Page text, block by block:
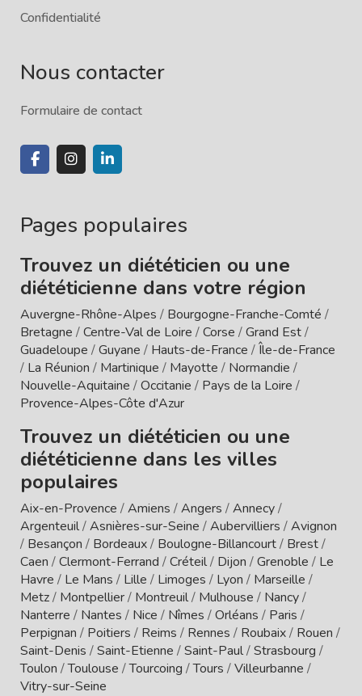
Confidentialité
Nous contacter
Formulaire de contact
Pages populaires
Trouvez un diététicien ou une
diététicienne dans votre région
Auvergne-Rhône-Alpes / Bourgogne-Franche-Comté /
Bretagne /Centre-Val de Loire /Corse /Grand Est/
Guadeloupe /Guyane / Hauts-de-France /Île-de-France
/ La Réunion / Martinique / Mayotte / Normandie /
Nouvelle-Aquitaine /Occitanie / Pays de la Loire /
Provence-Alpes-Côte d'Azur
Trouvez un diététicien ou une
diététicienne dans les villes
populaires
Aix-en-Provence /Amiens /Angers /Annecy/
Argenteuil/Asnières-sur-Seine /Aubervilliers /Avignon
/ Besançon / Bordeaux/ Boulogne-Billancourt/ Brest/
Caen /Clermont-Ferrand /Créteil/ Dijon /Grenoble / Le
Havre / Le Mans / Lille / Limoges / Lyon / Marseille /
Metz/ Montpellier/ Montreuil/ Mulhouse / Nancy/
Nanterre / Nantes / Nice / Nîmes /Orléans / Paris /
Perpignan / Poitiers / Reims / Rennes / Roubaix/ Rouen /
Saint-Denis /Saint-Etienne /Saint-Paul/Strasbourg /
Toulon /Toulouse /Tourcoing /Tours /Villeurbanne /
Vitry-sur-Seine